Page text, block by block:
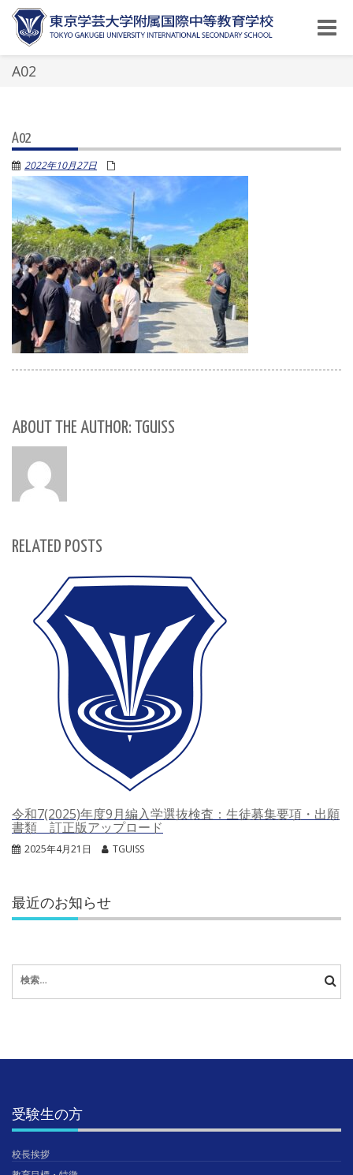
Toggle
A02
A02
2022年10月27日
ABOUT THE AUTHOR: TGUISS
RELATED POSTS
令和7(2025)年度9月編入学選抜検査：生徒募集要項・出願
書類 訂正版アップロード
2025年4月21日 TGUISS
最近のお知らせ
索:
受験生の方
校長挨拶